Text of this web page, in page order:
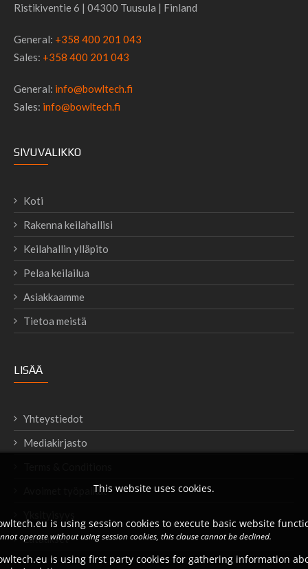
Ristikiventie 6 | 04300 Tuusula | Finland
General: +358 400 201 043
Sales: +358 400 201 043
General: info@bowltech.fi
Sales: info@bowltech.fi
SIVUVALIKKO
Koti
Rakenna keilahallisi
Keilahallin ylläpito
Pelaa keilailua
Asiakkaamme
Tietoa meistä
LISÄÄ
Yhteystiedot
Mediakirjasto
Avoimet työpaikat
Lataukset
This website uses cookies.
is using session cookies to execute basic website
operate without using session cookies, this clause cannot be declined.
is using first party cookies for gathering information